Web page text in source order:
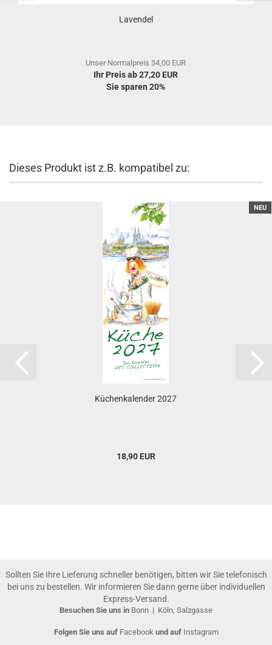
Lavendel
Unser Normalpreis 34,00 EUR
Ihr Preis ab 27,20 EUR
Sie sparen 20%
Dieses Produkt ist z.B. kompatibel zu:
NEU
Küchenkalender 2027
18,90 EUR
Sollten Sie Ihre Lieferung schneller benötigen, bitten wir Sie telefonisch
bei uns zu bestellen. Wir informieren Sie dann gerne über individuellen
Express-Versand.
Besuchen Sie uns in Bonn | Köln, Salzgasse
Folgen Sie uns auf Facebook und auf Instagram